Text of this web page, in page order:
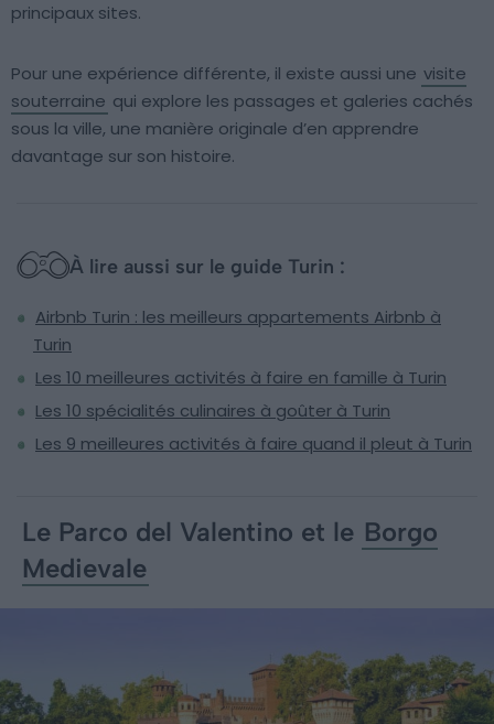
principaux sites.
Pour une expérience différente, il existe aussi une visite
souterraine qui explore les passages et galeries cachés
sous la ville, une manière originale d’en apprendre
davantage sur son histoire.
À lire aussi sur le guide Turin :
Airbnb Turin : les meilleurs appartements Airbnb à
Turin
Les 10 meilleures activités à faire en famille à Turin
Les 10 spécialités culinaires à goûter à Turin
Les 9 meilleures activités à faire quand il pleut à Turin
Le Parco del Valentino et le Borgo
Medievale